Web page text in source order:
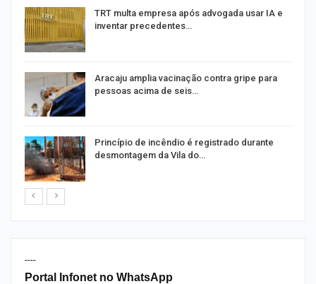
TRT multa empresa após advogada usar IA e
inventar precedentes…
Aracaju amplia vacinação contra gripe para
pessoas acima de seis…
Princípio de incêndio é registrado durante
desmontagem da Vila do…
----
Portal Infonet no WhatsApp